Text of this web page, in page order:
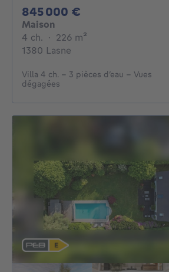
845 000 €
Maison
4 ch. 4 chambres
· 226 m²
1380 Lasne
Villa 4 ch. – 3 pièces d’eau – Vues
dégagées